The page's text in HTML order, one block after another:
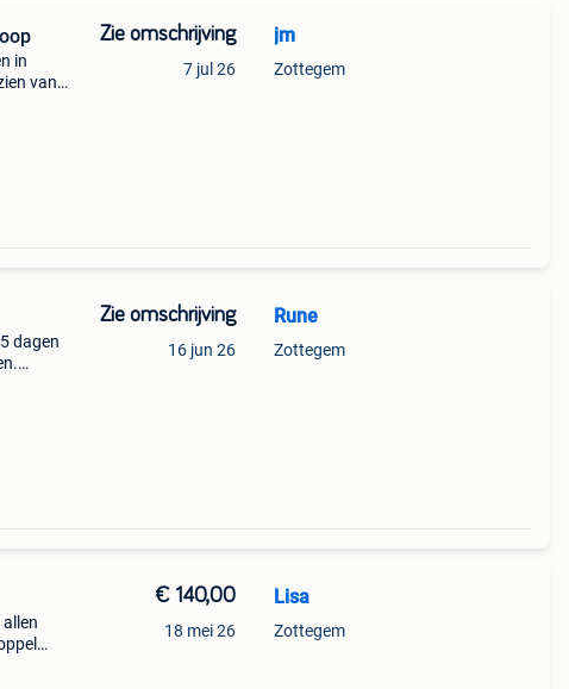
in
van
Zie omschrijving
7 jul 26
jm
Zottegem
dagen
Zie omschrijving
16 jun 26
Rune
Zottegem
€ 140,00
18 mei 26
Lisa
Zottegem